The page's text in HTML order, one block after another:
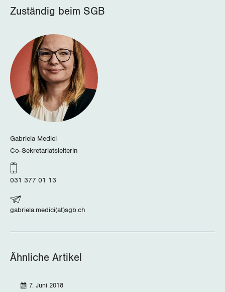
Zuständig beim SGB
Gabriela Medici
Co-Sekretariatsleiterin
031 377 01 13
gabriela.medici(at)sgb.ch
Ähnliche Artikel
7. Juni 2018